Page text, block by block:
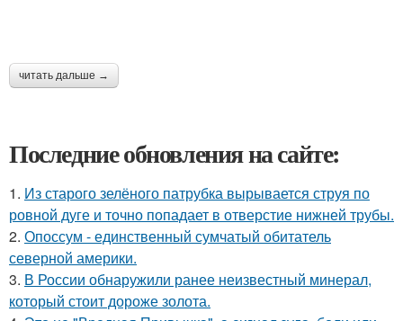
читать дальше →
Последние обновления на сайте:
1. Из старого зелёного патрубка вырывается струя по
ровной дуге и точно попадает в отверстие нижней трубы.
2. Опоссум - единственный сумчатый обитатель
северной америки.
3. В России обнаружили ранее неизвестный минерал,
который стоит дороже золота.